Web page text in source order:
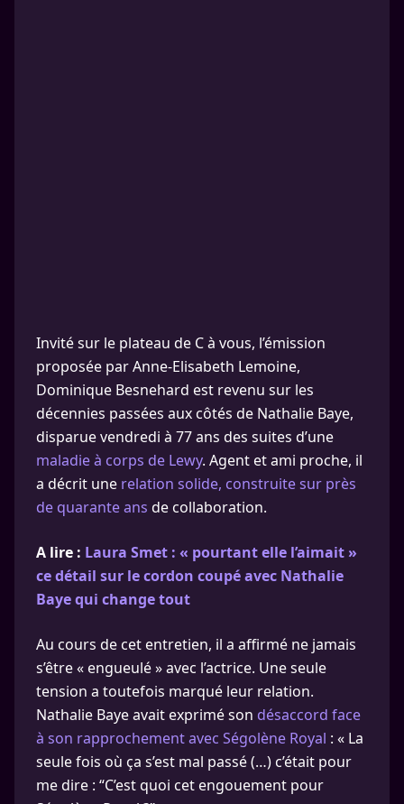
Invité sur le plateau de C à vous, l’émission
proposée par Anne-Elisabeth Lemoine,
Dominique Besnehard est revenu sur les
décennies passées aux côtés de Nathalie Baye,
disparue vendredi à 77 ans des suites d’une
maladie à corps de Lewy. Agent et ami proche, il
a décrit une relation solide, construite sur près
de quarante ans de collaboration.
A lire : Laura Smet : « pourtant elle l’aimait »
ce détail sur le cordon coupé avec Nathalie
Baye qui change tout
Au cours de cet entretien, il a affirmé ne jamais
s’être « engueulé » avec l’actrice. Une seule
tension a toutefois marqué leur relation.
Nathalie Baye avait exprimé son désaccord face
à son rapprochement avec Ségolène Royal : « La
seule fois où ça s’est mal passé (…) c’était pour
me dire : “C’est quoi cet engouement pour